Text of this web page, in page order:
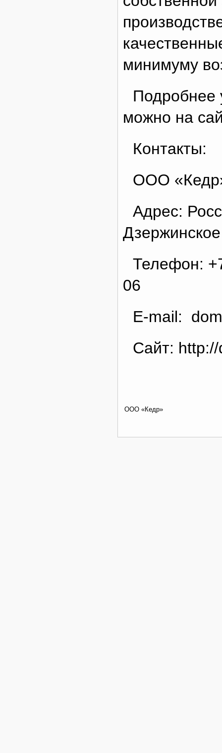
минимуму
Подробнее
можно на
Контакты:
ООО
Адрес:
Телефон:
06
E-mail:
Сайт:
ООО «Кедр»